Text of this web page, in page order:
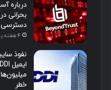
درباره
بحرانی
دسترسی
4 هفته پیش
نفوذ
خطر